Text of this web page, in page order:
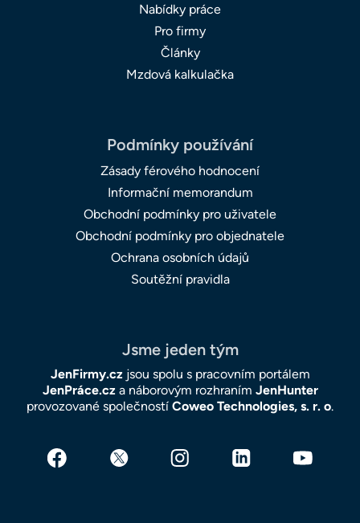
Nabídky práce
Pro firmy
Články
Mzdová kalkulačka
Podmínky používání
Zásady férového hodnocení
Informační memorandum
Obchodní podmínky pro uživatele
Obchodní podmínky pro objednatele
Ochrana osobních údajů
Soutěžní pravidla
Jsme jeden tým
JenFirmy.czjsou spolu s pracovním portálem
JenPráce.cza náborovým rozhraním JenHunter
provozované společností Coweo Technologies, s. r. o.